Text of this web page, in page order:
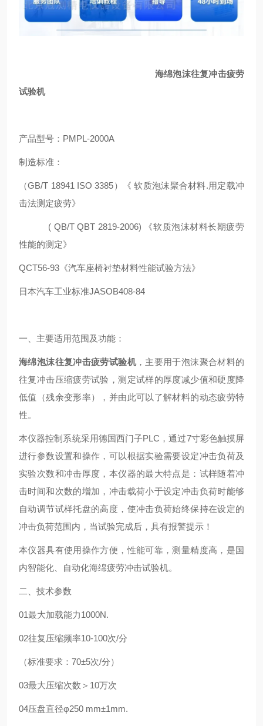
海绵泡沫往复冲击疲劳
试验机
产品型号：PMPL-2000A
制造标准：
（GB/T 18941 ISO 3385）《 软质泡沫聚合材料.用定载冲
击法测定疲劳》
( QB/T QBT 2819-2006) 《软质泡沫材料长期疲劳
性能的测定》
QCT56-93《汽车座椅衬垫材料性能试验方法》
日本汽车工业标准JASOB408-84
一、主要适用范围及功能：
海绵泡沫往复冲击疲劳试验机，主要用于泡沫聚合材料的
往复冲击压缩疲劳试验，测定试样的厚度减少值和硬度降
低值（残余变形率），并由此可以了解材料的动态疲劳特
性。
本仪器控制系统采用德国西门子PLC，通过7寸彩色触摸屏
进行参数设置和操作，可以根据实验需要设定冲击负荷及
实验次数和冲击厚度，本仪器的最大特点是：试样随着冲
击时间和次数的增加，冲击载荷小于设定冲击负荷时能够
自动调节试样托盘的高度，使冲击负荷始终保持在设定的
冲击负荷范围内，当试验完成后，具有报警提示！
本仪器具有使用操作方便，性能可靠，测量精度高，是国
内智能化、自动化海绵疲劳冲击试验机。
二、技术参数
01最大加载能力1000N.
02往复压缩频率10-100次/分
（标准要求：70±5次/分）
03最大压缩次数 ＞10万次
04压盘直径φ250 mm±1mm.